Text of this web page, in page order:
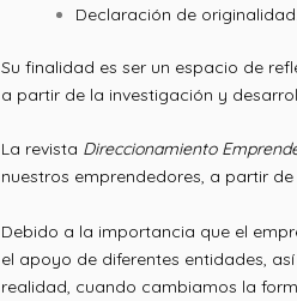
Declaración de originalidad.
Su finalidad es ser un espacio de
a partir de la investigación y
La revista Direccionamiento
nuestros emprendedores, a partir
Debido a la importancia que el
el apoyo de diferentes entidades,
realidad, cuando cambiamos la